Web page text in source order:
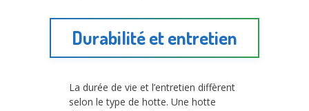
Durabilité et entretien
La durée de vie et l’entretien diffèrent
selon le type de hotte. Une hotte